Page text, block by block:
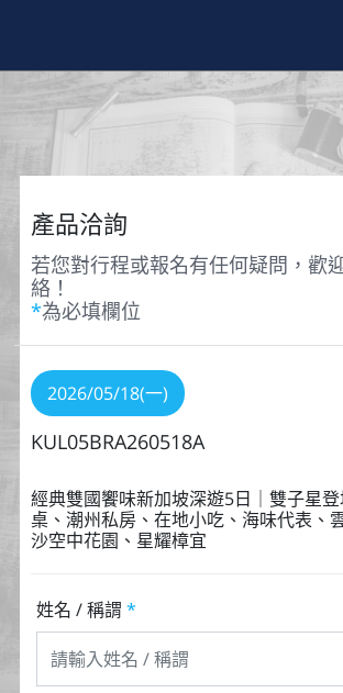
產品洽詢
若您對行程或報名有任何疑問，歡
絡！
*為必填欄位
2026/05/18(一)
KUL05BRA260518A
經典雙國饗味新加坡深遊5日｜雙子星
桌、潮州私房、在地小吃、海味代表、
沙空中花園、星耀樟宜
姓名 / 稱謂 *